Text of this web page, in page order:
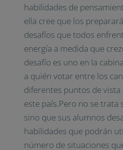
habilidades de
ella cree que los
desafíos que todos
energía a medida que
desafío es uno en la
a quién votar entre los
diferentes puntos de
este país.Pero no se trata
sino que sus alumnos
habilidades que podrán
número de situaciones